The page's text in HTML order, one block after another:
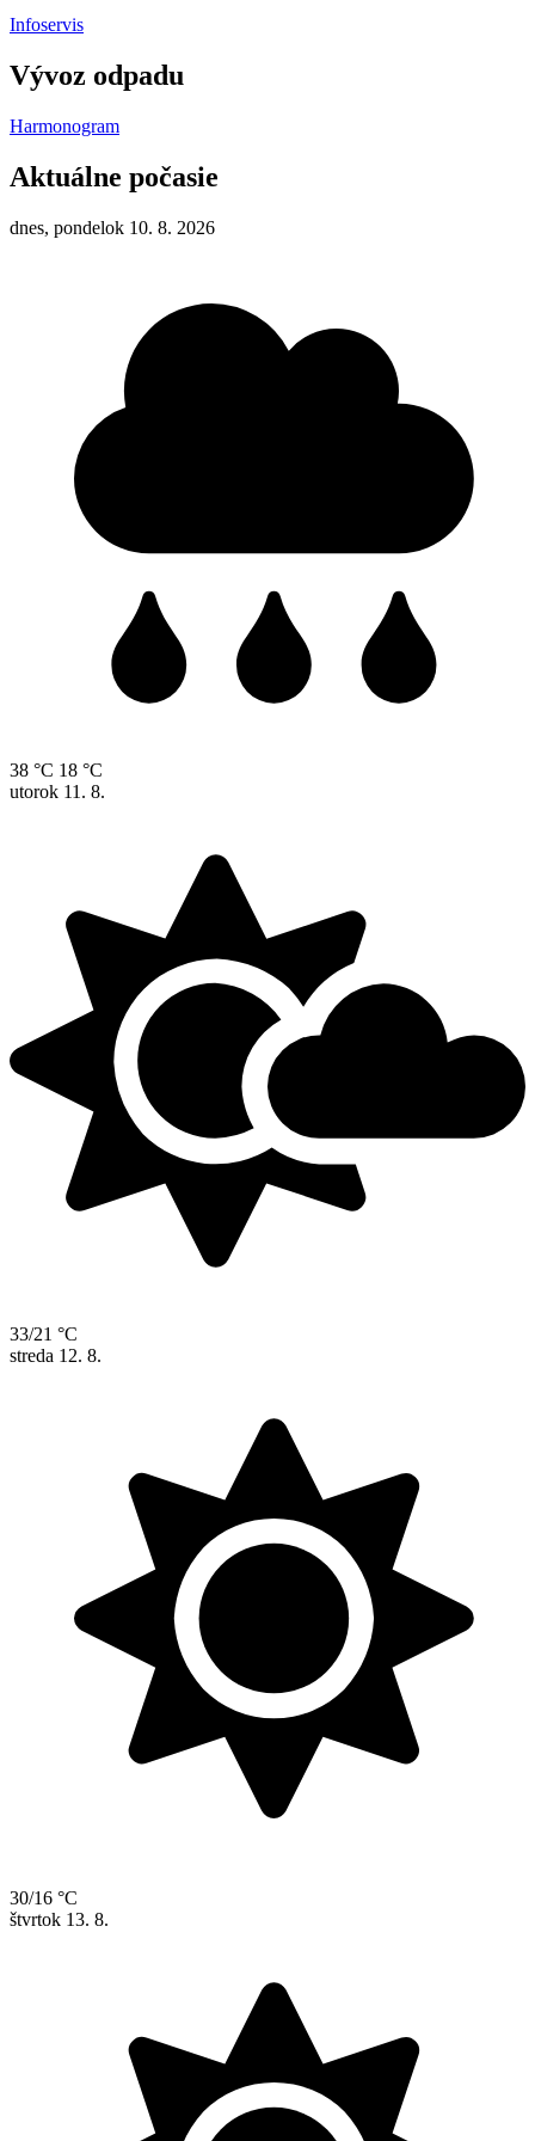
Infoservis
Vývoz odpadu
Harmonogram
Aktuálne počasie
dnes, pondelok 10. 8. 2026
38 °C 18 °C
utorok 11. 8.
33/21 °C
streda 12. 8.
30/16 °C
štvrtok 13. 8.